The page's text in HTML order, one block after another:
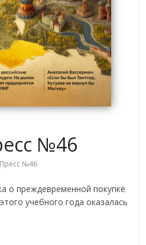
№46
№46
о преждевременной покупке
учебного года оказалась